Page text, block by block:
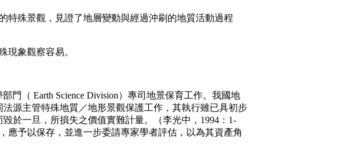
特殊景觀，見證了地層變動與經過沖刷的地質活動過程
現象觀察容易。
（ Earth Science Division）專司地景保育工作。我國地
源主管特殊地質／地形景觀保護工作，其執行雖已具初步
於一旦，所損失之價值實難計量。（李光中，1994：1-
應予以保存，並進一步委請專家學者評估，以為其資產角